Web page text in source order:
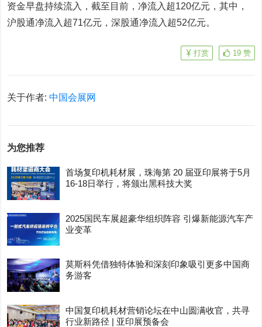
资金早盘持续流入，截至目前，净流入超120亿元，其中，
沪股通净流入超71亿元，深股通净流入超52亿元。
19 赞
打赏
关于作者:中国会展网
为您推荐
首场复印机耗材展，珠海第 20 届亚印展将于5月
16-18日举行，将颁出黑科技大奖
2025国民车展超豪华组织阵容 引爆新能源汽车产
业变革
莫斯科凭借独特体验和深刻印象吸引更多中国商
务游客
中国复印机耗材营销论坛在中山圆满收官，共寻
行业新路径 | 亚印展预备会